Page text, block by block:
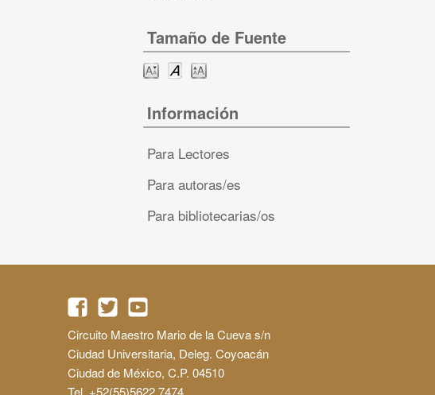
Tamaño de Fuente
Información
Para Lectores
Para autoras/es
Para bibliotecarias/os
Circuito Maestro Mario de la Cueva s/n
Ciudad Universitaria, Deleg. Coyoacán
Ciudad de México, C.P. 04510
Tel. +52(55)5622 7474